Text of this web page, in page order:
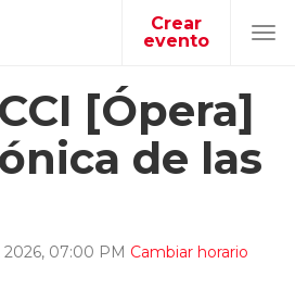
Crear
evento
[Ópera]
de las
2026, 07:00 PM Cambiar horario